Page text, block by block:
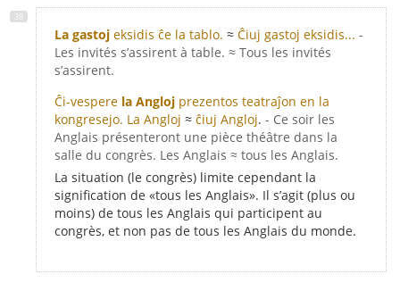
La gastoj eksidis ĉe la tablo. ≈ Ĉiuj gastoj eksidis... -
Les invités s’assirent à table. ≈ Tous les invités
s’assirent.
Ĉi-vespere la Angloj prezentos teatraĵon en la
kongresejo. La Angloj ≈ ĉiuj Angloj. - Ce soir les
Anglais présenteront une pièce théâtre dans la
salle du congrès. Les Anglais ≈ tous les Anglais.
La situation (le congrès) limite cependant la
signification de «tous les Anglais». Il s’agit (plus ou
moins) de tous les Anglais qui participent au
congrès, et non pas de tous les Anglais du monde.